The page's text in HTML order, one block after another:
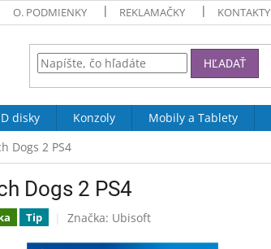
O. PODMIENKY REKLAMAČKY KONTAKTY
HĽADAŤ
disky Konzoly Mobily a Tablety
Dogs 2 PS4
Dogs 2 PS4
Tip Značka: Ubisoft